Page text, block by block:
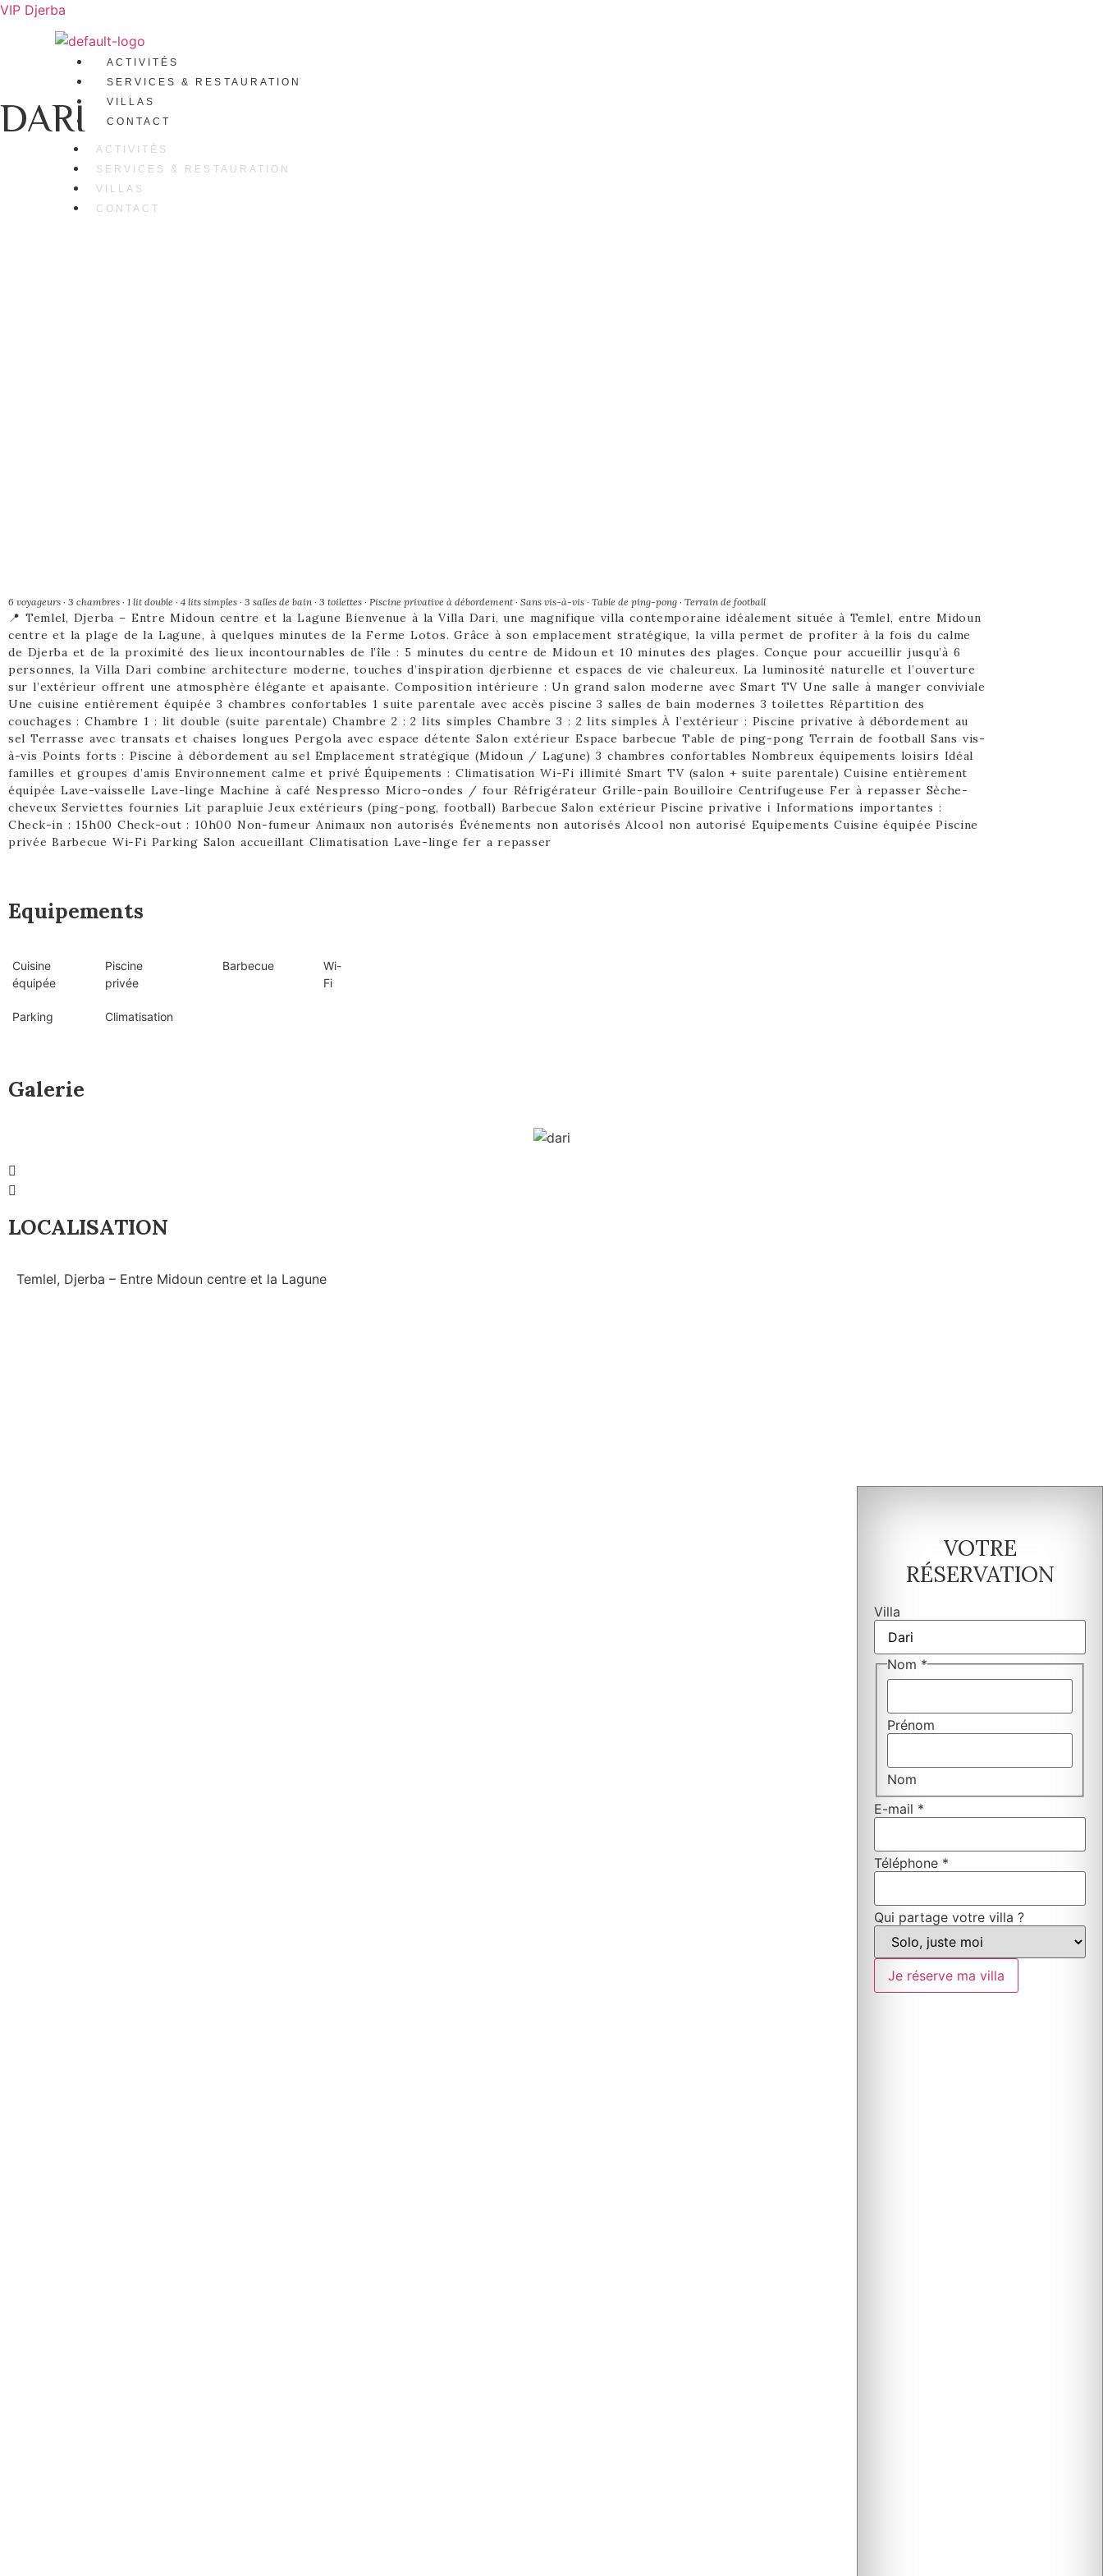
VIP Djerba
ACTIVITÉS
SERVICES & RESTAURATION
VILLAS
CONTACT
ACTIVITÉS
SERVICES & RESTAURATION
VILLAS
CONTACT
DARI
6 voyageurs · 3 chambres · 1 lit double · 4 lits simples · 3 salles de bain · 3 toilettes · Piscine privative à débordement · Sans vis-à-vis · Table de ping-pong · Terrain de football
📍 Temlel, Djerba – Entre Midoun centre et la Lagune Bienvenue à la Villa Dari, une magnifique villa contemporaine idéalement située à Temlel, entre Midoun
centre et la plage de la Lagune, à quelques minutes de la Ferme Lotos. Grâce à son emplacement stratégique, la villa permet de profiter à la fois du calme
de Djerba et de la proximité des lieux incontournables de l’île : 5 minutes du centre de Midoun et 10 minutes des plages. Conçue pour accueillir jusqu’à 6
personnes, la Villa Dari combine architecture moderne, touches d’inspiration djerbienne et espaces de vie chaleureux. La luminosité naturelle et l’ouverture
sur l’extérieur offrent une atmosphère élégante et apaisante. Composition intérieure : Un grand salon moderne avec Smart TV Une salle à manger conviviale
Une cuisine entièrement équipée 3 chambres confortables 1 suite parentale avec accès piscine 3 salles de bain modernes 3 toilettes Répartition des
couchages : Chambre 1 : lit double (suite parentale) Chambre 2 : 2 lits simples Chambre 3 : 2 lits simples À l’extérieur : Piscine privative à débordement au
sel Terrasse avec transats et chaises longues Pergola avec espace détente Salon extérieur Espace barbecue Table de ping-pong Terrain de football Sans vis-
à-vis Points forts : Piscine à débordement au sel Emplacement stratégique (Midoun / Lagune) 3 chambres confortables Nombreux équipements loisirs Idéal
familles et groupes d’amis Environnement calme et privé Équipements : Climatisation Wi-Fi illimité Smart TV (salon + suite parentale) Cuisine entièrement
équipée Lave-vaisselle Lave-linge Machine à café Nespresso Micro-ondes / four Réfrigérateur Grille-pain Bouilloire Centrifugeuse Fer à repasser Sèche-
cheveux Serviettes fournies Lit parapluie Jeux extérieurs (ping-pong, football) Barbecue Salon extérieur Piscine privative ℹ️ Informations importantes :
Check-in : 15h00 Check-out : 10h00 Non-fumeur Animaux non autorisés Événements non autorisés Alcool non autorisé Equipements Cuisine équipée Piscine
privée Barbecue Wi-Fi Parking Salon accueillant Climatisation Lave-linge fer a repasser
Equipements
Cuisine
équipée
Piscine
privée
Barbecue
Wi-
Fi
Parking Climatisation
Galerie
LOCALISATION
Temlel, Djerba – Entre Midoun centre et la Lagune
VOTRE
RÉSERVATION
Villa
Nom *
Prénom
Nom
E-mail *
Qui
Téléphone
Téléphone *
Qui partage votre villa ?
Je réserve ma villa